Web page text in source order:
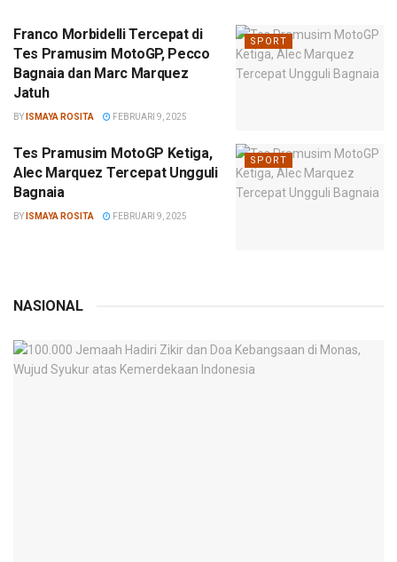
SPORT
Franco Morbidelli Tercepat di
Tes Pramusim MotoGP, Pecco
Bagnaia dan Marc Marquez
Jatuh
BY ISMAYA ROSITA FEBRUARI 9, 2025
SPORT
Tes Pramusim MotoGP Ketiga,
Alec Marquez Tercepat Ungguli
Bagnaia
BY ISMAYA ROSITA FEBRUARI 9, 2025
NASIONAL